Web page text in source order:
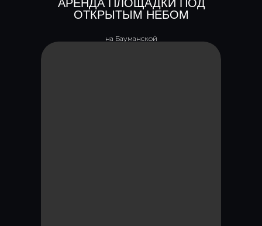
АРЕНДА ПЛОЩАДКИ ПОД
ОТКРЫТЫМ НЕБОМ
на Бауманской